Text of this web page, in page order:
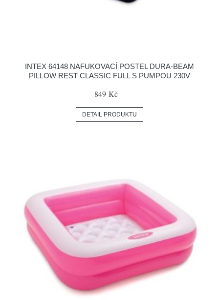
INTEX 64148 NAFUKOVACÍ POSTEL DURA-BEAM
PILLOW REST CLASSIC FULL S PUMPOU 230V
849 Kč
DETAIL PRODUKTU